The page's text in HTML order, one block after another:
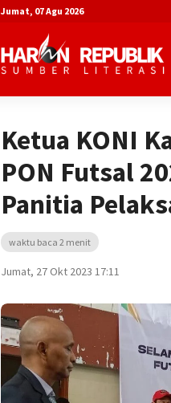
Jumat, 07 Agu 2026
Ketua KONI
PON Futsal
Panitia
waktu baca 2 menit
Jumat, 27 Okt 2023 17:11